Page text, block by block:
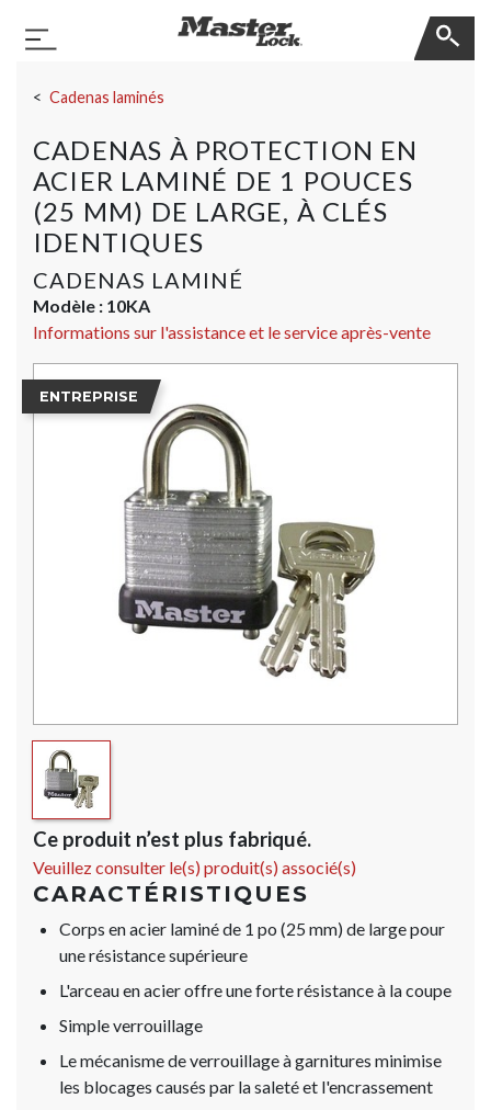
Basculer la navigation
Cadenas laminés
CADENAS À PROTECTION EN
ACIER LAMINÉ DE 1 POUCES
(25 MM) DE LARGE, À CLÉS
IDENTIQUES
CADENAS LAMINÉ
Modèle : 10KA
Informations sur l'assistance et le service après-vente
ENTREPRISE
Ce produit n’est plus fabriqué.
Veuillez consulter le(s) produit(s) associé(s)
CARACTÉRISTIQUES
Corps en acier laminé de 1 po (25 mm) de large pour
une résistance supérieure
L'arceau en acier offre une forte résistance à la coupe
Simple verrouillage
Le mécanisme de verrouillage à garnitures minimise
les blocages causés par la saleté et l'encrassement